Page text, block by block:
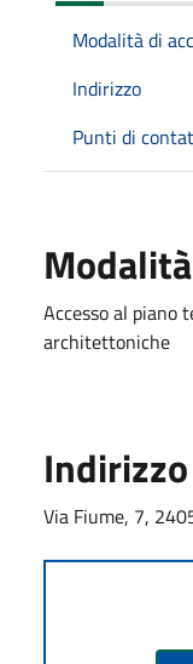
Modalità di
Indirizzo
Punti di
Accesso al piano
architettoniche
Indirizzo
Via Fiume, 7,